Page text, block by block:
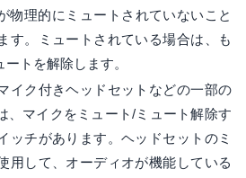
物理的にミュ​​ートされていないこと
す。ミュートされている場合は、も
トを解除します。
イク付きヘッドセットなどの一部の
、マイクをミュート/ミュート解除す
ッチがあります。ヘッドセットのミ
用して、オーディオが機能している